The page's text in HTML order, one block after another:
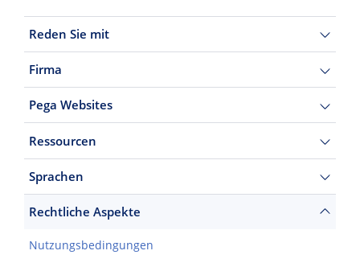
Reden Sie mit
Firma
Pega Websites
Ressourcen
Sprachen
Rechtliche Aspekte
Nutzungsbedingungen